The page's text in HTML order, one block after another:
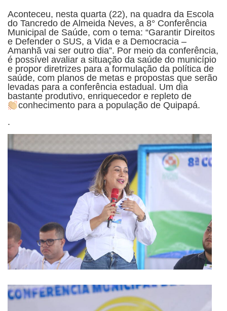
Aconteceu, nesta quarta (22), na quadra da Escola
do Tancredo de Almeida Neves, a 8° Conferência
Municipal de Saúde, com o tema: “Garantir Direitos
e Defender o SUS, a Vida e a Democracia –
Amanhã vai ser outro dia”. Por meio da conferência,
é possível avaliar a situação da saúde do município
e propor diretrizes para a formulação da política de
saúde, com planos de metas e propostas que serão
levadas para a conferência estadual. Um dia
bastante produtivo, enriquecedor e repleto de
conhecimento para a população de Quipapá.
.